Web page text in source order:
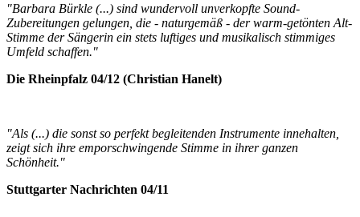
"Barbara Bürkle (...) sind wundervoll unverkopfte Sound-
Zubereitungen gelungen, die - naturgemäß - der warm-getönten Alt-
Stimme der Sängerin ein stets luftiges und musikalisch stimmiges
Umfeld schaffen."
Die Rheinpfalz 04/12 (Christian Hanelt)
"Als (...) die sonst so perfekt begleitenden Instrumente innehalten,
zeigt sich ihre emporschwingende Stimme in ihrer ganzen
Schönheit."
Stuttgarter Nachrichten 04/11